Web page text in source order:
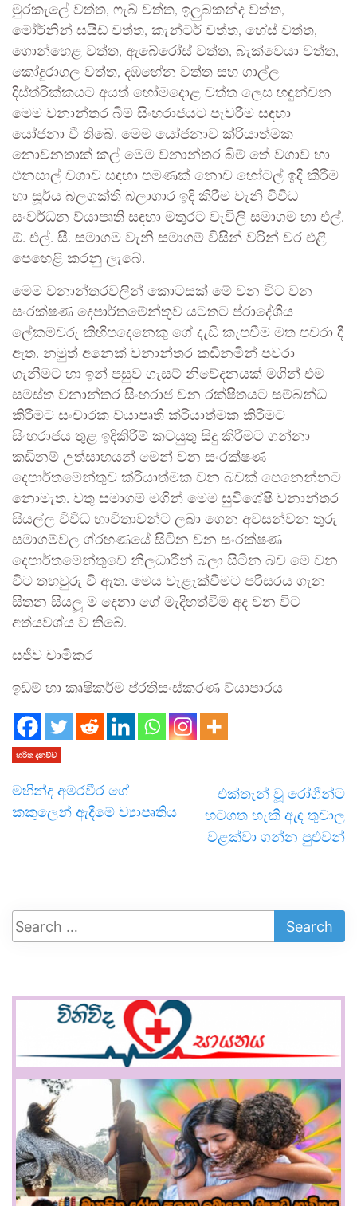
මුරකැලේ වත්ත, ෆැබ් වත්ත, ඉලුබකන්ද වත්ත,
මෝර්නින් සයිඩ් වත්ත, කැන්ටර් වත්ත, හේස් වත්ත,
ගොන්හෙළ වත්ත, ඇබේරෝස් වත්ත, බැක්වෙයා වත්ත,
කෝදුරාගල වත්ත, දඹහේන වත්ත සහ ගාල්ල
දිස්ත්රික්කයට අයත් හෝමදොළ වත්ත ලෙස හඳුන්වන
මෙම වනාන්තර බිම් සිංහරාජයට පැවරීම සඳහා
යෝජනා වී තිබේ. මෙම යෝජනාව ක්රියාත්මක
නොවනතාක් කල් මෙම වනාන්තර බිම් තේ වගාව හා
එනසාල් වගාව සඳහා පමණක් නොව හෝටල් ඉදි කිරීම
හා සූර්ය බලශක්ති බලාගාර ඉදි කිරීම වැනි විවිධ
සංවර්ධන ව්යාපෘති සඳහා මතුරට වැවිලි සමාගම හා එල්.
ඕ. එල්. සී. සමාගම වැනි සමාගම් විසින් වරින් වර එළි
පෙහෙළි කරනු ලැබේ.
මෙම වනාන්තරවලින් කොටසක් මේ වන විට වන
සංරක්ෂණ දෙපාර්තමේන්තුව යටතට ප්රාදේශීය
ලේකම්වරු කිහිපදෙනෙකු ගේ දැඩි කැපවීම මත පවරා දී
ඇත. නමුත් අනෙක් වනාන්තර කඩිනමින් පවරා
ගැනීමට හා ඉන් පසුව ගැසට් නිවේදනයක් මගින් එම
සමස්ත වනාන්තර සිංහරාජ වන රක්ෂිතයට සම්බන්ධ
කිරීමට සංචාරක ව්යාපෘති ක්රියාත්මක කිරීමට
සිංහරාජය තුළ ඉදිකිරීම් කටයුතු සිදු කිරීමට ගන්නා
කඩිනම් උත්සාහයන් මෙන් වන සංරක්ෂණ
දෙපාර්තමේන්තුව ක්රියාත්මක වන බවක් පෙනෙන්නට
නොමැත. වතු සමාගම් මගින් මෙම සුවිශේෂී වනාන්තර
සියල්ල විවිධ භාවිතාවන්ට ලබා ගෙන අවසන්වන තුරු
සමාගම්වල ග්රහණයේ සිටින වන සංරක්ෂණ
දෙපාර්තමේන්තුවේ නිලධාරීන් බලා සිටින බව මේ වන
විට තහවුරු වී ඇත. මෙය වැළැක්වීමට පරිසරය ගැන
සිතන සියලූ ම දෙනා ගේ මැදිහත්වීම අද වන විට
අත්යවශ්ය ව තිබේ.
සජීව චාමිකර
ඉඩම් හා කෘෂිකර්ම ප්රතිසංස්කරණ ව්යාපාරය
හරිත දනව්ව
මහින්ද අමරවීර ගේ
කකුලෙන් ඇදීමේ ව්‍යාපෘතිය
එක්තැන් වූ රෝගීන්ට
හටගත හැකි ඇඳ තුවාල
වළක්වා ගන්න පුළුවන්